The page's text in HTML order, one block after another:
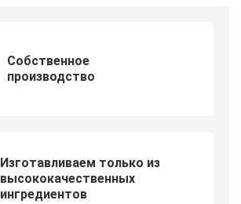
Собственное
производство
Изготавливаем только из
высококачественных
ингредиентов